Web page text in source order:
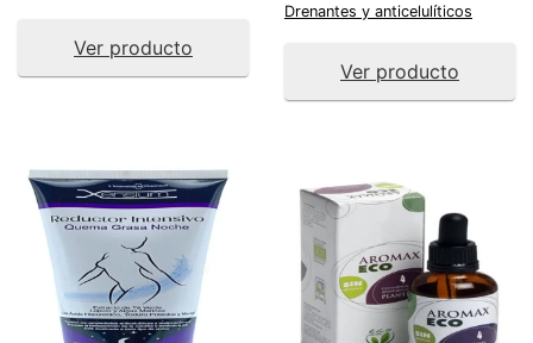
Ver producto
Drenantes y anticelulíticos
Ver producto